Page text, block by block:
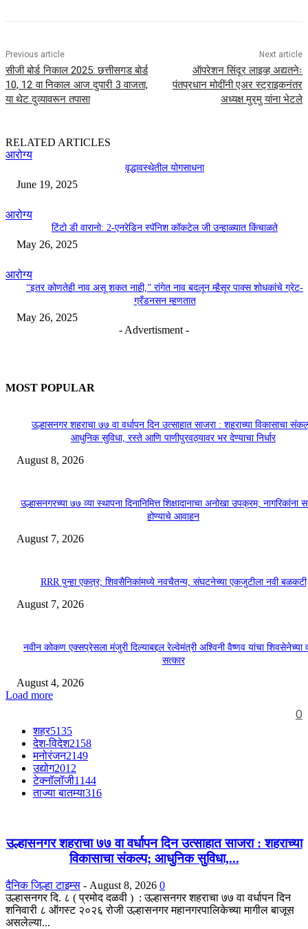
Previous article
सीजी बोर्ड निकाल 2025: छत्तीसगड बोर्ड
10, 12 वा निकाल आज दुपारी 3 वाजता,
या थेट दुव्यावरून तपासा
Next article
ऑपरेशन सिंदूर लाइव्ह अद्यतनेः
पंतप्रधान मोदींनी एअर स्ट्राइकनंतर
अध्यक्ष मुरमु यांना भेटले
RELATED ARTICLES
आरोग्य
वृद्धावस्थेतील योगसाधना
June 19, 2025
आरोग्य
टिंटो डी वारानो: 2-एनरेडिन स्पॅनिश कॉकटेल जी उन्हाळ्यात किंचाळते
May 26, 2025
आरोग्य
“इतर कोणतेही नाव असू शकत नाही,” रांगेत नाव बदलून म्हैसूर पाक्स शोधकांचे ग्रेट-
ग्रँडनसन म्हणतात
May 26, 2025
- Advertisment -
MOST POPULAR
उल्हासनगर शहराचा ७७ वा वर्धापन दिन उत्साहात साजरा : शहराच्या विकासाचा
आधुनिक सुविधा, रस्ते आणि पाणीपुरवठ्यावर भर देण्याचा निर्धार
August 8, 2026
उल्हासनगरच्या ७७ व्या स्थापना दिनानिमित्त शिक्षादानाचा अनोखा उपक्रम; नागरिकांना
होण्याचे आवाहन
August 7, 2026
RRR पुन्हा एकत्र; शिवसैनिकांमध्ये नवचैतन्य, संघटनेच्या एकजुटीला नवी बळकटी
August 7, 2026
नवीन कोकण एक्सप्रेसला मंजुरी दिल्याबद्दल रेल्वेमंत्री अश्विनी वैष्णव यांचा शिवसेनेच्या
सत्कार
August 4, 2026
Load more
0
शहर5135
देश-विदेश2158
मनोरंजन2149
उद्योग2012
टेक्नॉलॉजी1144
ताज्या बातम्या316
उल्हासनगर शहराचा ७७ वा वर्धापन दिन उत्साहात साजरा : शहराच्या
विकासाचा संकल्प; आधुनिक सुविधा,...
दैनिक जिल्हा टाइम्स - August 8, 2026 0
उल्हासनगर दि. ८ ( प्रमोद दळवी ) : उल्हासनगर शहराचा ७७ वा वर्धापन दिन
शनिवारी ८ ऑगस्ट २०२६ रोजी उल्हासनगर महानगरपालिकेच्या मागील बाजूस
असलेल्या...